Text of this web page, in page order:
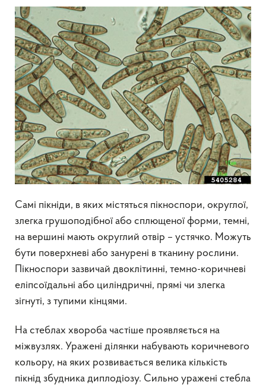
Самі пікніди, в яких містяться пікноспори, округлої,
злегка грушоподібної або сплющеної форми, темні,
на вершині мають округлий отвір – устячко. Можуть
бути поверхневі або занурені в тканину рослини.
Пікноспори зазвичай двоклітинні, темно-коричневі
еліпсоїдальні або циліндричні, прямі чи злегка
зігнуті, з тупими кінцями.
На стеблах хвороба частіше проявляється на
міжвузлях. Уражені ділянки набувають коричневого
кольору, на яких розвивається велика кількість
пікнід збудника диплодіозу. Сильно уражені стебла